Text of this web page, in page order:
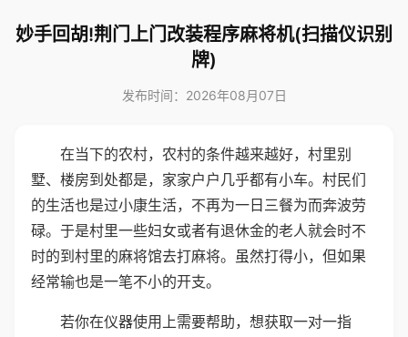
妙手回胡!荆门上门改装程序麻将机(扫描仪识别
牌)
发布时间：2026年08月07日
在当下的农村，农村的条件越来越好，村里别
墅、楼房到处都是，家家户户几乎都有小车。村民们
的生活也是过小康生活，不再为一日三餐为而奔波劳
碌。于是村里一些妇女或者有退休金的老人就会时不
时的到村里的麻将馆去打麻将。虽然打得小，但如果
经常输也是一笔不小的开支。
若你在仪器使用上需要帮助，想获取一对一指